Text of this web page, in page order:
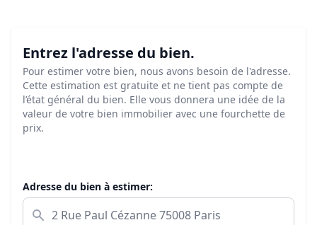
Entrez l'adresse du bien.
Pour estimer votre bien, nous avons besoin de l'adresse.
Cette estimation est gratuite et ne tient pas compte de
l’état général du bien. Elle vous donnera une idée de la
valeur de votre bien immobilier avec une fourchette de
prix.
Adresse du bien à estimer: